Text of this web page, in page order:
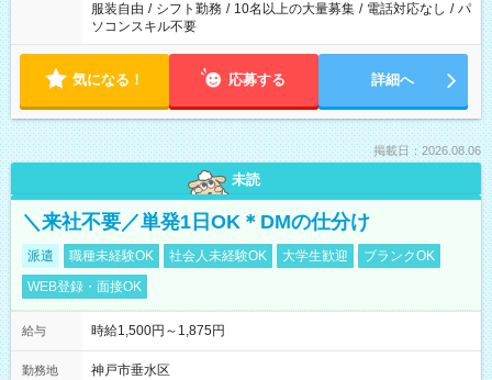
服装自由 / シフト勤務 / 10名以上の大量募集 / 電話対応なし / パ
ソコンスキル不要
気になる！ 応募する 詳細へ
掲載日：2026.08.06
未読
＼来社不要／単発1日OK＊DMの仕分け
派遣 職種未経験OK 社会人未経験OK 大学生歓迎
ブランクOK
WEB登録・面接OK
給与 時給1,500円～1,875円
勤務地
神戸市垂水区